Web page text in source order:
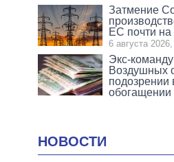
Затмение
ЕС почти на
6 августа
Экс-
Воздушных
подозрении
обогащении
НОВОСТИ